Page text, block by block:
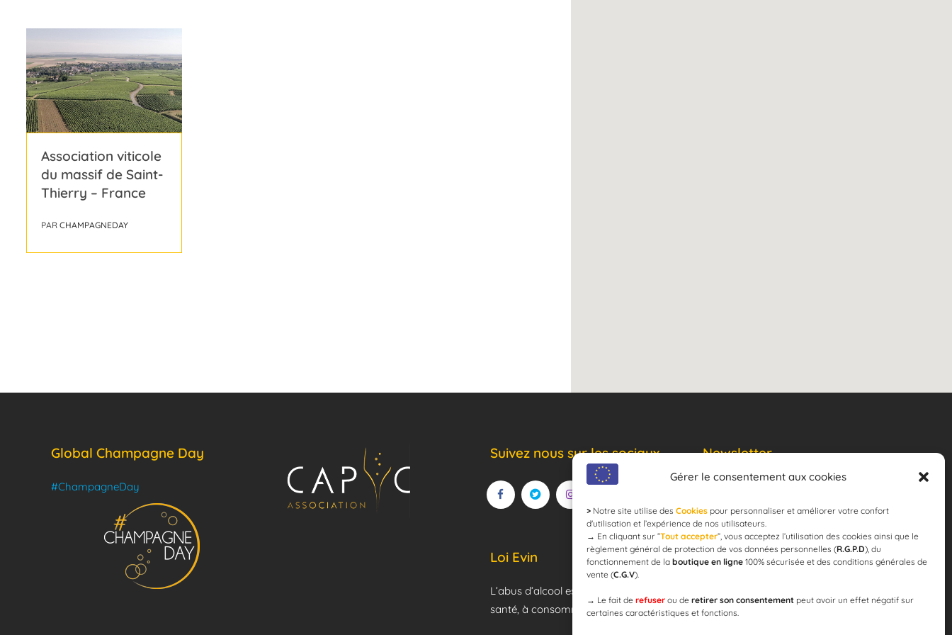
Gérer le consentement aux cookies
> Notre site utilise des Cookies pour personnaliser et améliorer votre confort
d'utilisation et l’expérience de nos utilisateurs.
→ En cliquant sur ”Tout accepter”, vous acceptez l’utilisation des cookies ainsi que le
règlement général de protection de vos données personnelles (R.G.P.D), du
fonctionnement de la boutique en ligne 100% sécurisée et des conditions générales de
vente (C.G.V).
→ Le fait de refuser ou de retirer son consentement peut avoir un effet négatif sur
certaines caractéristiques et fonctions.
Association viticole
du massif de Saint-
Thierry – France
PAR CHAMPAGNEDAY
Global Champagne Day
#ChampagneDay
Suivez nous sur les sociaux
Loi Evin
L’abus d’alcool est dangereux pour la
santé, à consommer avec modération !
Newsletter
email JE M'ABONNE